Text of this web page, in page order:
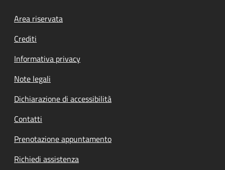
Footer menu
Area riservata
Crediti
Informativa privacy
Note legali
Dichiarazione di accessibilità
Contatti
Prenotazione appuntamento
Richiedi assistenza